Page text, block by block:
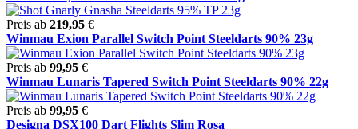
Preis ab 219,95 €
Winmau Exion Parallel Switch Point Steeldarts 90% 23g
Preis ab 99,95 €
Winmau Lunaris Tapered Switch Point Steeldarts 90% 22g
Preis ab 99,95 €
Designa DSX100 Dart Flights Slim Rosa